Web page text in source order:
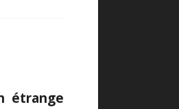
étrange